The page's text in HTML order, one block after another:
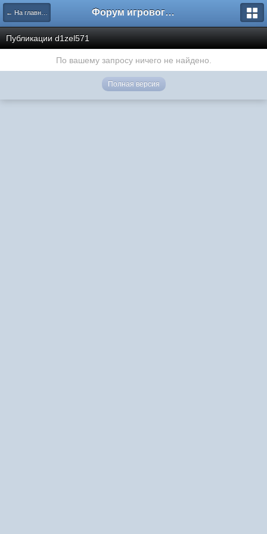
← На главную Форум игрового проекта Riverrise
Публикации d1zel571
По вашему запросу ничего не найдено.
Полная версия